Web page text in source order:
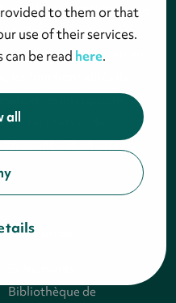
to them or that
use of their services.
be read here.
all
d'événements tout-en-
des rencontres
ce soit un événement en
les inscriptions, la
de rapports et de
soit un succès.
Ressources
Bibliothèque de